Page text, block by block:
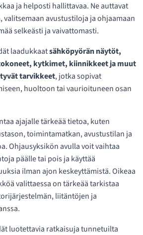
ja helposti hallittavaa. Ne auttavat
valitsemaan avustustiloja ja ohjaamaan
selkeästi ja vaivattomasti.
laadukkaatsähköpyörän näytöt,
kytkimet, kiinnikkeet ja muut
tarvikkeet, jotka sopivat
huoltoon tai vaurioituneen osan
ajajalle tärkeää tietoa, kuten
toimintamatkan, avustustilan ja
Ohjausyksikön avulla voit vaihtaa
päälle tai pois ja käyttää
ilman ajon keskeyttämistä. Oikeaa
valittaessa on tärkeää tarkistaa
liitäntöjen ja
luotettavia ratkaisuja tunnetuilta